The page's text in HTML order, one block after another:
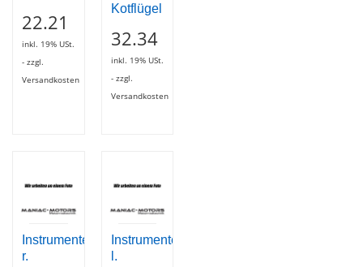
22.21
inkl. 19% USt.
- zzgl.
Versandkosten
Kotflügel
32.34
inkl. 19% USt.
- zzgl.
Versandkosten
Instrumentenhalter
r.
Instrumentenhalter
l.